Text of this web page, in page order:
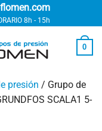
8h - 15h
0
presión / Grupo de
SCALA1 5-